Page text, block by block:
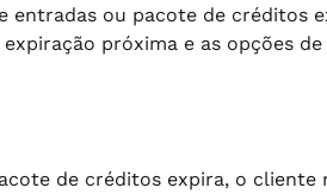
entradas ou pacote de créditos
próxima e as opções de
de créditos expira, o cliente